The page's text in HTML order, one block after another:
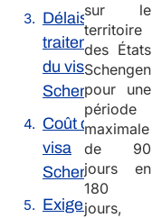
Délais de
traitement
du visa
Schengen
Coût du
visa
Schengen
Exigences
sur le
territoire
des États
Schengen
pour une
période
maximale
de 90
jours en
180
jours,